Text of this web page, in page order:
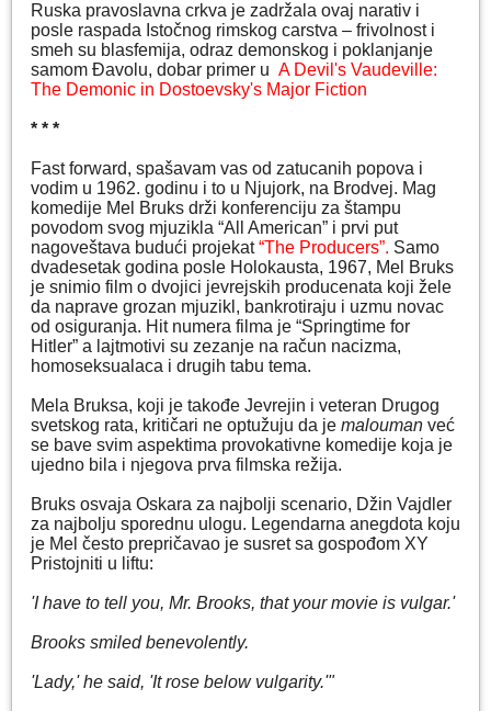
Ruska pravoslavna crkva je zadržala ovaj narativ i
posle raspada Istočnog rimskog carstva – frivolnost i
smeh su blasfemija, odraz demonskog i poklanjanje
samom Đavolu, dobar primer u A Devil's Vaudeville:
The Demonic in Dostoevsky's Major Fiction
* * *
Fast forward, spašavam vas od zatucanih popova i
vodim u 1962. godinu i to u Njujork, na Brodvej. Mag
komedije Mel Bruks drži konferenciju za štampu
povodom svog mjuzikla “All American” i prvi put
nagoveštava budući projekat“The Producers”. Samo
dvadesetak godina posle Holokausta, 1967, Mel Bruks
je snimio film o dvojici jevrejskih producenata koji žele
da naprave grozan mjuzikl, bankrotiraju i uzmu novac
od osiguranja. Hit numera filma je “Springtime for
Hitler” a lajtmotivi su zezanje na račun nacizma,
homoseksualaca i drugih tabu tema.
Mela Bruksa, koji je takođe Jevrejin i veteran Drugog
svetskog rata, kritičari ne optužuju da je malouman već
se bave svim aspektima provokativne komedije koja je
ujedno bila i njegova prva filmska režija.
Bruks osvaja Oskara za najbolji scenario, Džin Vajdler
za najbolju sporednu ulogu. Legendarna anegdota koju
je Mel često prepričavao je susret sa gospođom XY
Pristojniti u liftu:
'I have to tell you, Mr. Brooks, that your movie is vulgar.'
Brooks smiled benevolently.
'Lady,' he said, 'It rose below vulgarity.'"